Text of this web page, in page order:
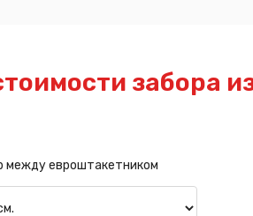
забора
между евроштакетником